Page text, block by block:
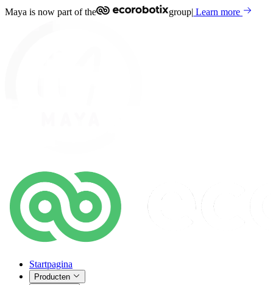
Maya is now part of the group| Learn more
Startpagina
Producten